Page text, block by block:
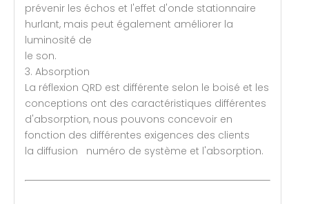
prévenir les échos et l'effet d'onde stationnaire
hurlant, mais peut également améliorer la
luminosité de
le son.
3. Absorption
La réflexion QRD est différente selon le boisé et les
conceptions ont des caractéristiques différentes
d'absorption, nous pouvons concevoir en
fonction des différentes exigences des clients
la diffusion numéro de système et l'absorption.